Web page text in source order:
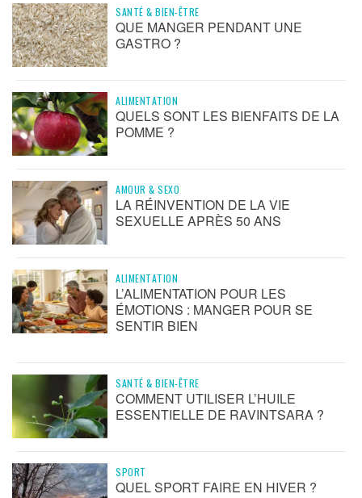
SANTÉ & BIEN-ÊTRE
QUE MANGER PENDANT UNE
GASTRO ?
ALIMENTATION
QUELS SONT LES BIENFAITS DE LA
POMME ?
AMOUR & SEXO
LA RÉINVENTION DE LA VIE
SEXUELLE APRÈS 50 ANS
ALIMENTATION
L’ALIMENTATION POUR LES
ÉMOTIONS : MANGER POUR SE
SENTIR BIEN
SANTÉ & BIEN-ÊTRE
COMMENT UTILISER L’HUILE
ESSENTIELLE DE RAVINTSARA ?
SPORT
QUEL SPORT FAIRE EN HIVER ?